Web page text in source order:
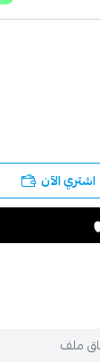
اشتري الآن
ملف